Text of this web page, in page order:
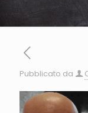
Pubblicato da